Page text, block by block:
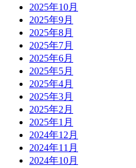
2025年10月
2025年9月
2025年8月
2025年7月
2025年6月
2025年5月
2025年4月
2025年3月
2025年2月
2025年1月
2024年12月
2024年11月
2024年10月